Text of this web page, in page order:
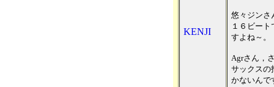
KENJI
悠々ジンさ
１６ビー
すよね～。
Agrさん，
サックスの
かないんで